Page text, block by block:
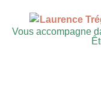
Vous accompagne